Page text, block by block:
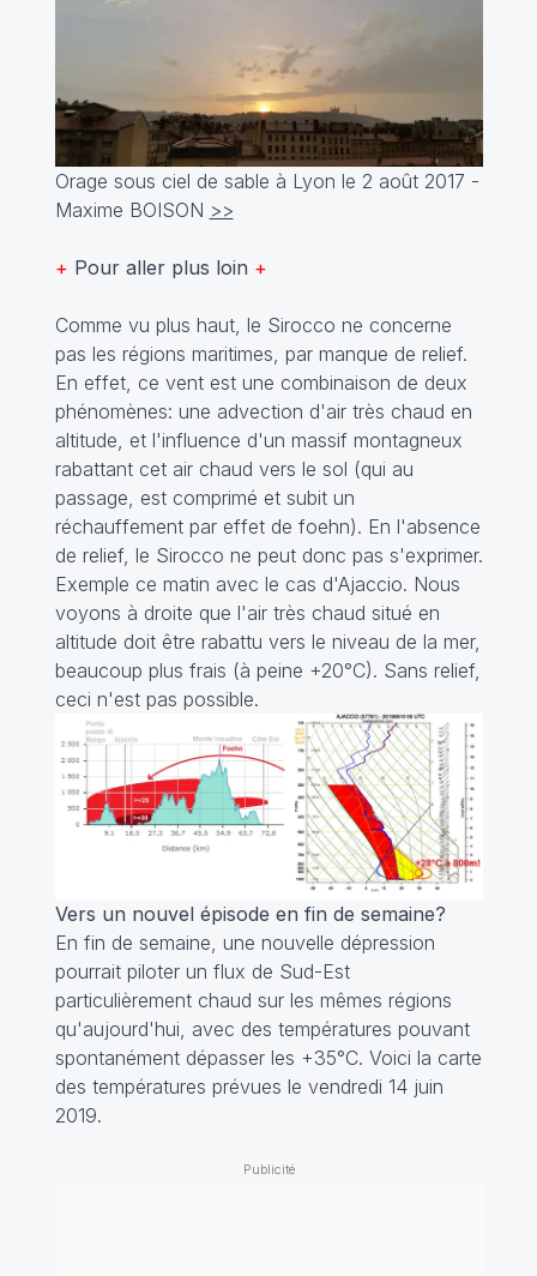
Orage sous ciel de sable à Lyon le 2 août 2017 -
Maxime BOISON >>
+ Pour aller plus loin +
Comme vu plus haut, le Sirocco ne concerne
pas les régions maritimes, par manque de relief.
En effet, ce vent est une combinaison de deux
phénomènes: une advection d'air très chaud en
altitude, et l'influence d'un massif montagneux
rabattant cet air chaud vers le sol (qui au
passage, est comprimé et subit un
réchauffement par effet de foehn). En l'absence
de relief, le Sirocco ne peut donc pas s'exprimer.
Exemple ce matin avec le cas d'Ajaccio. Nous
voyons à droite que l'air très chaud situé en
altitude doit être rabattu vers le niveau de la mer,
beaucoup plus frais (à peine +20°C). Sans relief,
ceci n'est pas possible.
Vers un nouvel épisode en fin de semaine?
En fin de semaine, une nouvelle dépression
pourrait piloter un flux de Sud-Est
particulièrement chaud sur les mêmes régions
qu'aujourd'hui, avec des températures pouvant
spontanément dépasser les +35°C. Voici la carte
des températures prévues le vendredi 14 juin
2019.